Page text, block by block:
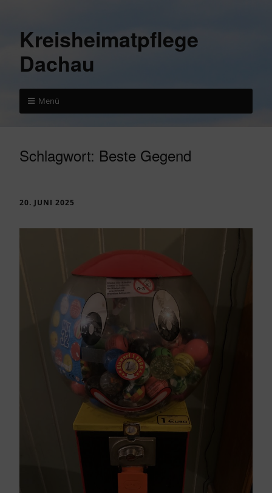
Kreisheimatpflege
Dachau
Menü
Schlagwort: Beste Gegend
20. JUNI 2025